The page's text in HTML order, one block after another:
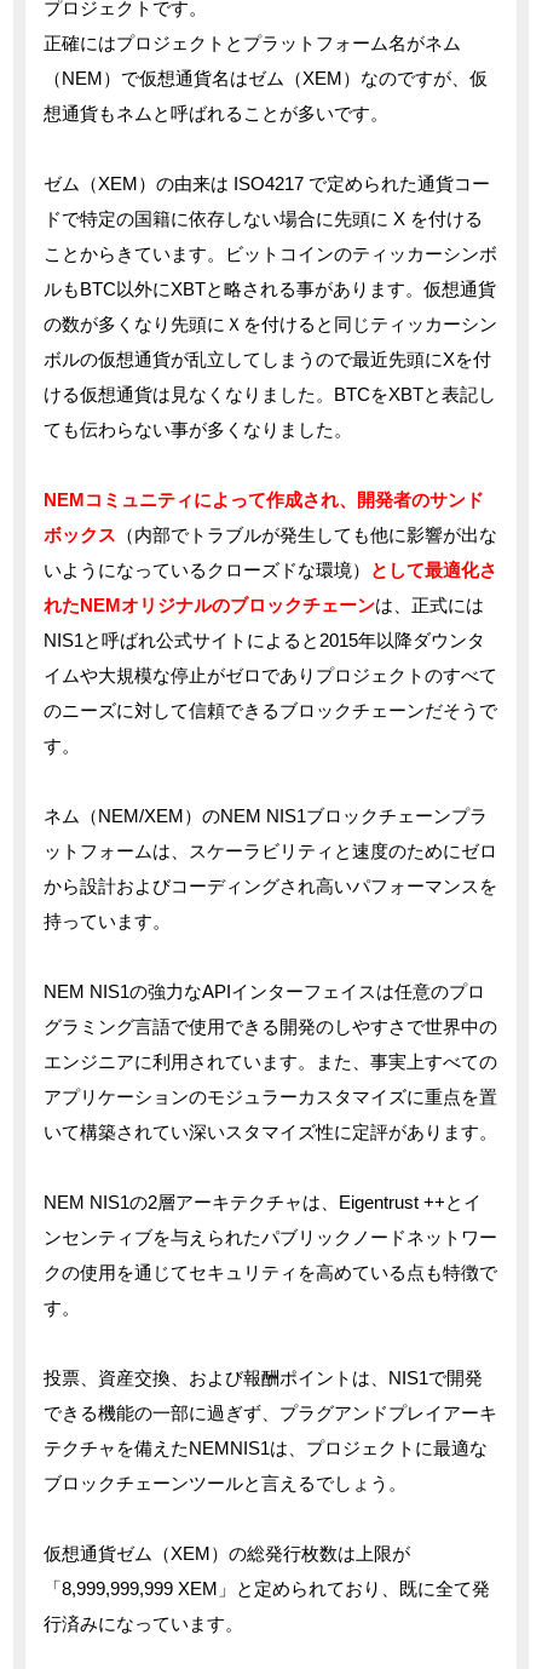
プロジェクトです。
正確にはプロジェクトとプラットフォーム名がネム
（NEM）で仮想通貨名はゼム（XEM）なのですが、仮
想通貨もネムと呼ばれることが多いです。
ゼム（XEM）の由来は ISO4217 で定められた通貨コー
ドで特定の国籍に依存しない場合に先頭に X を付ける
ことからきています。ビットコインのティッカーシンボ
ルもBTC以外にXBTと略される事があります。仮想通貨
の数が多くなり先頭にＸを付けると同じティッカーシン
ボルの仮想通貨が乱立してしまうので最近先頭にXを付
ける仮想通貨は見なくなりました。BTCをXBTと表記し
ても伝わらない事が多くなりました。
NEMコミュニティによって作成され、開発者のサンド
ボックス （内部でトラブルが発生しても他に影響が出な
いようになっているクローズドな環境）
として最適化さ
れたNEMオリジナルのブロックチェーンは、正式には
NIS1と呼ばれ公式サイトによると2015年以降ダウンタ
イムや大規模な停止がゼロでありプロジェクトのすべて
のニーズに対して信頼できるブロックチェーンだそうで
す。
ネム（NEM/XEM）のNEM NIS1ブロックチェーンプラ
ットフォームは、スケーラビリティと速度のためにゼロ
から設計およびコーディングされ高いパフォーマンスを
持っています。
NEM NIS1の強力なAPIインターフェイスは任意のプロ
グラミング言語で使用できる開発のしやすさで世界中の
エンジニアに利用されています。また、事実上すべての
アプリケーションのモジュラーカスタマイズに重点を置
いて構築されてい深いスタマイズ性に定評があります。
NEM NIS1の2層アーキテクチャは、Eigentrust ++とイ
ンセンティブを与えられたパブリックノードネットワー
クの使用を通じてセキュリティを高めている点も特徴で
す。
投票、資産交換、および報酬ポイントは、NIS1で開発
できる機能の一部に過ぎず、プラグアンドプレイアーキ
テクチャを備えたNEMNIS1は、プロジェクトに最適な
ブロックチェーンツールと言えるでしょう。
仮想通貨ゼム（XEM）の総発行枚数は上限が
「8,999,999,999 XEM」と定められており、既に全て発
行済みになっています。